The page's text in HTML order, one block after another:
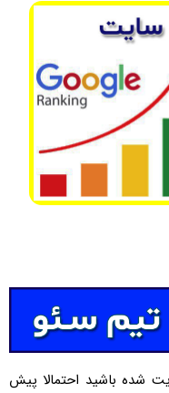
شده باشید احتمالا پیش